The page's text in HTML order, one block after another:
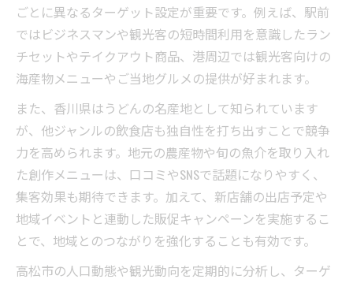
ごとに異なるターゲット設定が重要です。例えば、駅前
ではビジネスマンや観光客の短時間利用を意識したラン
チセットやテイクアウト商品、港周辺では観光客向けの
海産物メニューやご当地グルメの提供が好まれます。
また、香川県はうどんの名産地として知られています
が、他ジャンルの飲食店も独自性を打ち出すことで競争
力を高められます。地元の農産物や旬の魚介を取り入れ
た創作メニューは、口コミやSNSで話題になりやすく、
集客効果も期待できます。加えて、新店舗の出店予定や
地域イベントと連動した販促キャンペーンを実施するこ
とで、地域とのつながりを強化することも有効です。
高松市の人口動態や観光動向を定期的に分析し、ターゲ